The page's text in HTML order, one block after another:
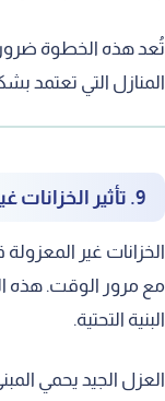
تُعد هذه الخطوة
المنازل التي تعتمد
9. تأثير الخزانات غير المعزولة على المباني
الخزانات غير
مع مرور الوقت. هذه
البنية التحتية.
العزل الجيد يحمي